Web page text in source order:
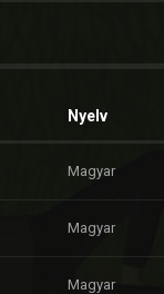
Nyelv
Magyar
Magyar
Magyar